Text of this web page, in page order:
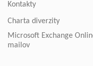
Kontakty
Charta diverzity
Microsoft Exchange
mailov